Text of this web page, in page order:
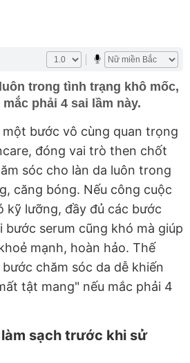
trong tình trạng khô mốc,
phải 4 sai lầm này.
một bước vô cùng quan trọng
đóng vai trò then chốt
sóc cho làn da luôn trong
căng bóng. Nếu công cuộc
kỹ lưỡng, đầy đủ các bước
bước serum cũng khó mà giúp
mạnh, hoàn hảo. Thế
chăm sóc da dễ khiến
tật mang" nếu mắc phải 4
làm sạch trước khi sử